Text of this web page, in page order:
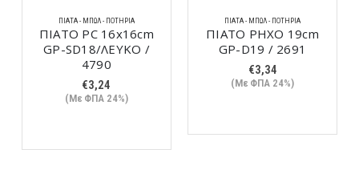
ΠΙΆΤΑ - ΜΠΩΛ - ΠΟΤΉΡΙΑ
ΠΙΑΤΟ PC 16x16cm
GP-SD18/ΛΕΥΚΟ /
4790
€3,24
(Με ΦΠΑ 24%)
ΠΙΆΤΑ - ΜΠΩΛ - ΠΟΤΉΡΙΑ
ΠΙΑΤΟ ΡΗΧΟ 19cm
GP-D19 / 2691
€3,34
(Με ΦΠΑ 24%)